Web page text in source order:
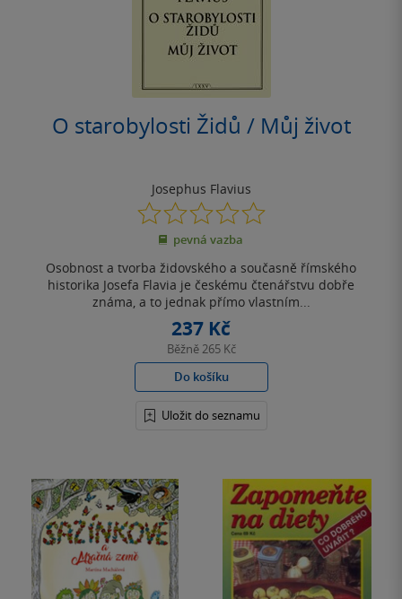
O starobylosti Židů / Můj život
Josephus Flavius
0.0
z
5
pevná vazba
Osobnost a tvorba židovského a současně římského
historika Josefa Flavia je českému čtenářstvu dobře
známa, a to jednak přímo vlastním...
237 Kč
Běžně265 Kč
Do košíku
Uložit do seznamu